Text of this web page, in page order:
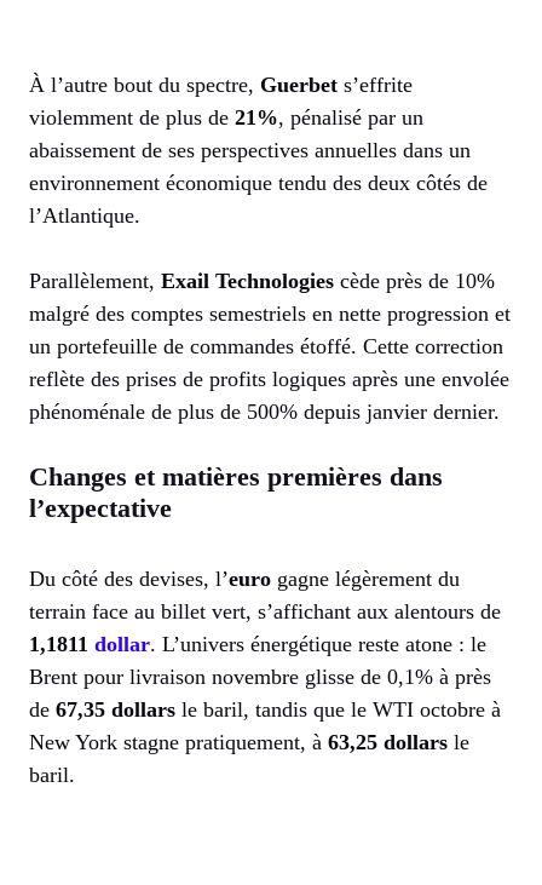
À l’autre bout du spectre, Guerbet s’effrite
violemment de plus de 21%, pénalisé par un
abaissement de ses perspectives annuelles dans un
environnement économique tendu des deux côtés de
l’Atlantique.
Parallèlement, Exail Technologies cède près de 10%
malgré des comptes semestriels en nette progression et
un portefeuille de commandes étoffé. Cette correction
reflète des prises de profits logiques après une envolée
phénoménale de plus de 500% depuis janvier dernier.
Changes et matières premières dans
l’expectative
Du côté des devises, l’euro gagne légèrement du
terrain face au billet vert, s’affichant aux alentours de
1,1811 dollar. L’univers énergétique reste atone : le
Brent pour livraison novembre glisse de 0,1% à près
de 67,35 dollars le baril, tandis que le WTI octobre à
New York stagne pratiquement, à 63,25 dollars le
baril.